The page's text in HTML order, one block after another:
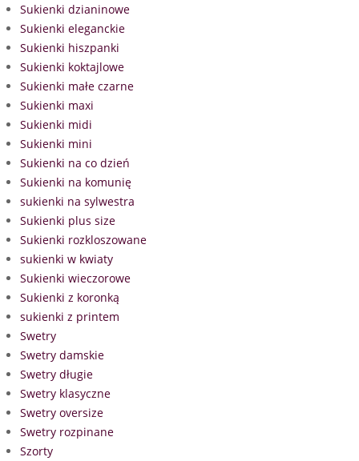
Sukienki dzianinowe
Sukienki eleganckie
Sukienki hiszpanki
Sukienki koktajlowe
Sukienki małe czarne
Sukienki maxi
Sukienki midi
Sukienki mini
Sukienki na co dzień
Sukienki na komunię
sukienki na sylwestra
Sukienki plus size
Sukienki rozkloszowane
sukienki w kwiaty
Sukienki wieczorowe
Sukienki z koronką
sukienki z printem
Swetry
Swetry damskie
Swetry długie
Swetry klasyczne
Swetry oversize
Swetry rozpinane
Szorty